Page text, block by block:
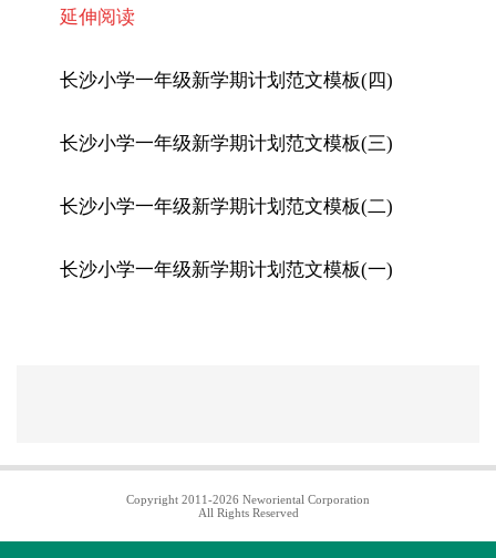
延伸阅读
长沙小学一年级新学期计划范文模板(四)
长沙小学一年级新学期计划范文模板(三)
长沙小学一年级新学期计划范文模板(二)
长沙小学一年级新学期计划范文模板(一)
Copyright 2011-2026 Neworiental Corporation
All Rights Reserved